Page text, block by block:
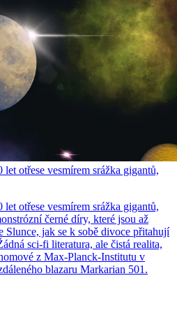
otřese vesmírem srážka gigantů,
otřese vesmírem srážka gigantů,
černé díry, které jsou až
Slunce, jak se k sobě divoce přitahují
sci-fi literatura, ale čistá realita,
z Max-Planck-Institutu v
blazaru Markarian 501.